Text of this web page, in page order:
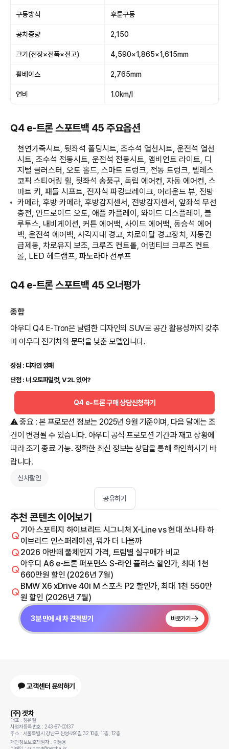
구동방식 후륜구동
공차중량 2,150
크기(전장×전폭×전고) 4,590×1,865×1,615mm
휠베이스 2,765mm
연비 1.0km/l
Q4 e-트론 스포트백 45 주요옵션
천연가죽시트, 뒷좌석 폴딩시트, 조수석 열선시트, 운전석 열선
시트, 조수석 전동시트, 운전석 전동시트, 앰비언트 라이트, 디
지털 클러스터, 오토 홀드, 스마트 트렁크, 전동 트렁크, 텔레스
코픽 스티어링 휠, 뒷좌석 송풍구, 독립 에어컨, 자동 에어컨, 스
마트 키, 패들 시프트, 전자식 파킹브레이크, 어라운드 뷰, 전방
카메라, 후방 카메라, 후방감지센서, 전방감지센서, 앞좌석 무선
충전, 안드로이드 오토, 애플 카플레이, 와이드 디스플레이, 블
루투스, 내비게이션, 커튼 에어백, 사이드 에어백, 동승석 에어
백, 운전석 에어백, 사각지대 경고, 차로이탈 경고장치, 자동긴
급제동, 차로유지 보조, 크루즈 컨트롤, 어댑티브 크루즈 컨트
롤, LED 헤드램프, 파노라마 선루프
Q4 e-트론 스포트백 45 오너평가
종합
아우디 Q4 E-Tron은 날렵한 디자인의 SUV로 공간 활용성까지 갖추
며 아우디 전기차의 문턱을 낮춘 모델입니다.
장점 : 디자인 깡패
단점 : 너 오토파일럿, V2L 있어?
Q4 e-트론 구매 상담신청하기
⚠️ 중요 : 본 프로모션 정보는 2025년 9월 기준이며, 다음 달에는 조
건이 변경될 수 있습니다. 아우디 공식 프로모션 기간과 재고 상황에
따라 조기 종료 가능. 정확한 최신 정보는 상담을 통해 확인하시기 바
랍니다.
신차할인
공유하기
추천 콘텐츠 이어보기
기아 스포티지 하이브리드 시그니처 X-Line vs 현대 쏘나타 하
이브리드 인스퍼레이션, 뭐가 더 나을까
2026 아반떼 풀체인지 가격, 트림별 실구매가 비교
아우디 A6 e-트론 퍼포먼스 S-라인 플러스 할인가, 최대 1천
660만원 할인 (2026년 7월)
BMW X6 xDrive 40i M 스포츠 P2 할인가, 최대 1천 550만
원 할인 (2026년 7월)
3분 만에 새 차 견적받기 바로가기
고객센터 문의하기
(주) 겟차
대표 : 정유철
사업자등록번호 : 243-87-00137
주소 : 서울특별시 강남구 삼성로91길 32 10층, 11층, 12층
개인정보보호책임자 : 이동용